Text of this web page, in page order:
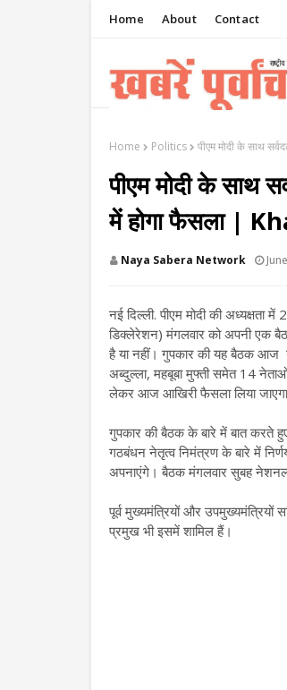
Home About Contact
Home Politics पीएम मोदी के साथ
पीएम मोदी के साथ
में होगा फैसला |
Naya Sabera Network
नई दिल्ली. पीएम मोदी की
डिक्लेरेशन) मंगलवार को अपनी एक
है या नहीं। गुपकार की यह बैठक
अब्दुल्ला, महबूबा मुफ्ती समेत 14
लेकर आज आखिरी फैसला लिया जाएगा
गुपकार की बैठक के बारे में बात करते
गठबंधन नेतृत्व निमंत्रण के बारे में
अपनाएंगे। बैठक मंगलवार सुबह नेशनल
पूर्व मुख्यमंत्रियों और
प्रमुख भी इसमें शामिल हैं।